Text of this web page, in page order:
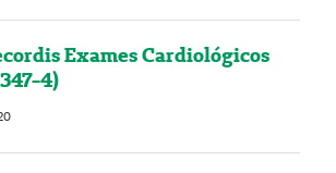
Exames Cardiológicos
4)